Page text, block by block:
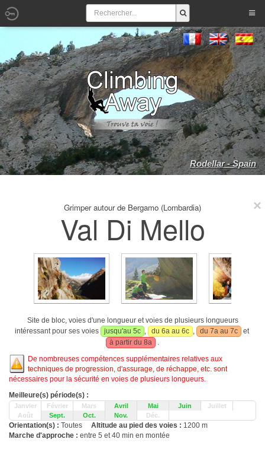
Rodellar - Spain
Grimper autour de Bergamo (Lombardia)
Val Di Mello
Site de bloc, voies d'une longueur et voies de plusieurs longueurs
intéressant pour ses voies
jusqu'au 5c , du 6a au 6c , du 7a au 7c
et
à partir du 8a
.
De nombreuses compétences supplémentaires relatives aux
techniques de progression, d'assurage, de réchappe, etc. sont
nécessaires pour la sécurité en voies de plusieurs longueurs.
Meilleure(s) période(s) :
Janvier Février Mars Avril Mai Juin
Juillet
Août
Sept. Oct. Nov. Déc.
Orientation(s) : Toutes Altitude au pied des voies : 1200 m
Marche d'approche : entre 5 et 40 min en montée